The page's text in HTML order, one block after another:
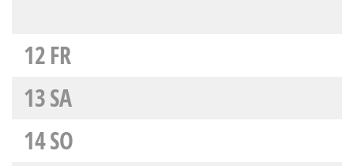
12FR
13SA
14SO